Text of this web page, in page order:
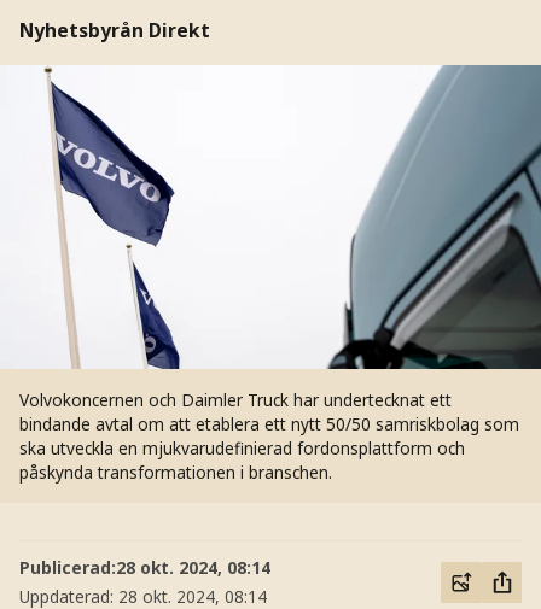
Nyhetsbyrån Direkt
Volvokoncernen och Daimler Truck har undertecknat ett
bindande avtal om att etablera ett nytt 50/50 samriskbolag som
ska utveckla en mjukvarudefinierad fordonsplattform och
påskynda transformationen i branschen.
Publicerad:28 okt. 2024, 08:14
Uppdaterad: 28 okt. 2024, 08:14